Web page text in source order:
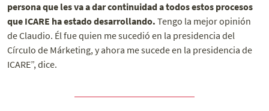
persona que les va a dar continuidad a todos estos procesos
que ICARE ha estado desarrollando. Tengo la mejor opinión
de Claudio. Él fue quien me sucedió en la presidencia del
Círculo de Márketing, y ahora me sucede en la presidencia de
ICARE”, dice.